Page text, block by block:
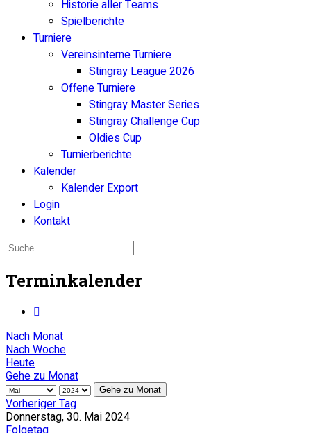
Historie aller Teams
Spielberichte
Turniere
Vereinsinterne Turniere
Stingray League 2026
Offene Turniere
Stingray Master Series
Stingray Challenge Cup
Oldies Cup
Turnierberichte
Kalender
Kalender Export
Login
Kontakt
Terminkalender
Nach Monat
Nach Woche
Heute
Gehe zu Monat
Gehe zu Monat
Vorheriger Tag
Donnerstag, 30. Mai 2024
Folgetag